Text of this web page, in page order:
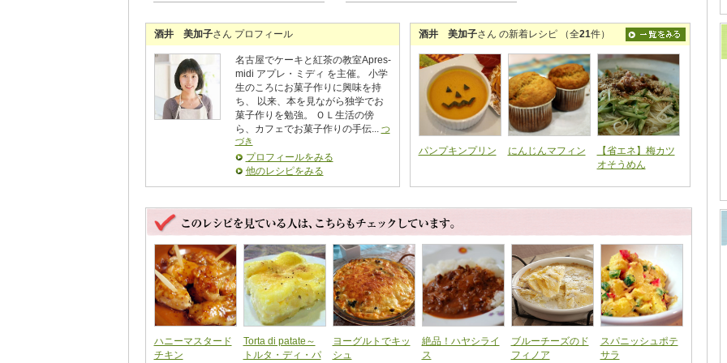
酒井 美加子さん プロフィール
名古屋でケーキと紅茶の教室Apres-
midi アプレ・ミディ を主催。 小学
生のころにお菓子作りに興味を持
ち、 以来、本を見ながら独学でお
菓子作りを勉強。 ＯＬ生活の傍
ら、カフェでお菓子作りの手伝... つ
づき
プロフィールをみる
他のレシピをみる
酒井 美加子さん の新着レシピ （全21件）
パンプキンプリン にんじんマフィン
【省エネ】梅カツ
オそうめん
ハニーマスタード
チキン
Torta di patate～
トルタ・ディ・パ
ヨーグルトでキッ
シュ
絶品！ハヤシライ
ス
ブルーチーズのド
フィノア
スパニッシュポテ
サラ